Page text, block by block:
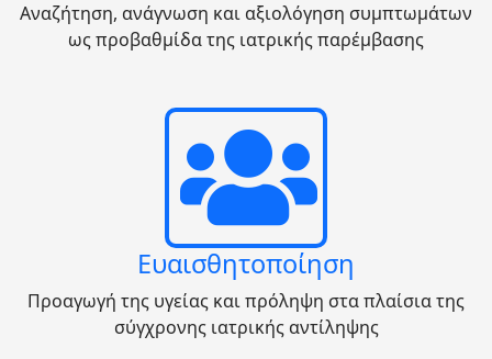
Αναζήτηση, ανάγνωση και αξιολόγηση συμπτωμάτων
ως προβαθμίδα της ιατρικής παρέμβασης
Ευαισθητοποίηση
Προαγωγή της υγείας και πρόληψη στα πλαίσια της
σύγχρονης ιατρικής αντίληψης